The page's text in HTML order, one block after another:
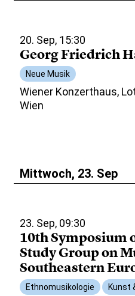
20. Sep, 15:30
Georg Friedrich
Neue Musik
Wiener Konzerthaus,
Wien
Mittwoch, 23. Sep
23. Sep, 09:30
10th Symposium
Study Group on
Southeastern
Ethnomusikologie Kunst